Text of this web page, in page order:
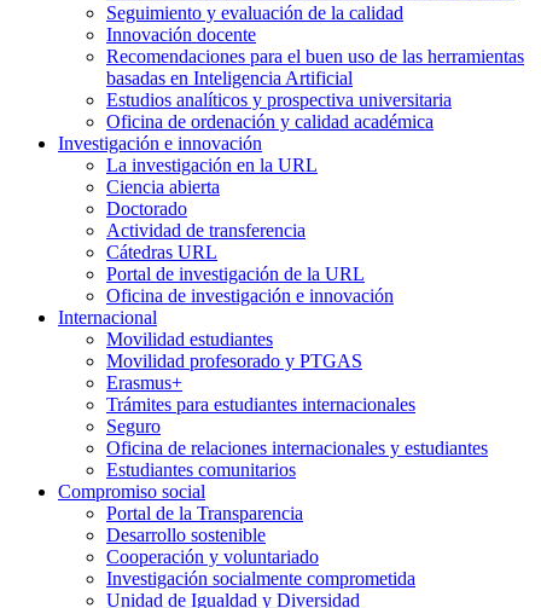
Seguimiento y evaluación de la calidad
Innovación docente
Recomendaciones para el buen uso de las herramientas
basadas en Inteligencia Artificial
Estudios analíticos y prospectiva universitaria
Oficina de ordenación y calidad académica
Investigación e innovación
La investigación en la URL
Ciencia abierta
Doctorado
Actividad de transferencia
Cátedras URL
Portal de investigación de la URL
Oficina de investigación e innovación
Internacional
Movilidad estudiantes
Movilidad profesorado y PTGAS
Erasmus+
Trámites para estudiantes internacionales
Seguro
Oficina de relaciones internacionales y estudiantes
Estudiantes comunitarios
Compromiso social
Portal de la Transparencia
Desarrollo sostenible
Cooperación y voluntariado
Investigación socialmente comprometida
Unidad de Igualdad y Diversidad